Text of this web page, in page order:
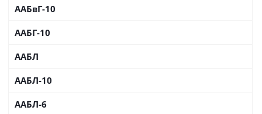
ААБвГ-10
ААБГ-10
ААБЛ
ААБЛ-10
ААБЛ-6